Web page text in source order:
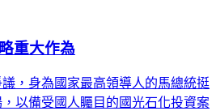
重大作為
，身為國家最高領導人的馬總統挺
以備受國人矚目的國光石化投資案